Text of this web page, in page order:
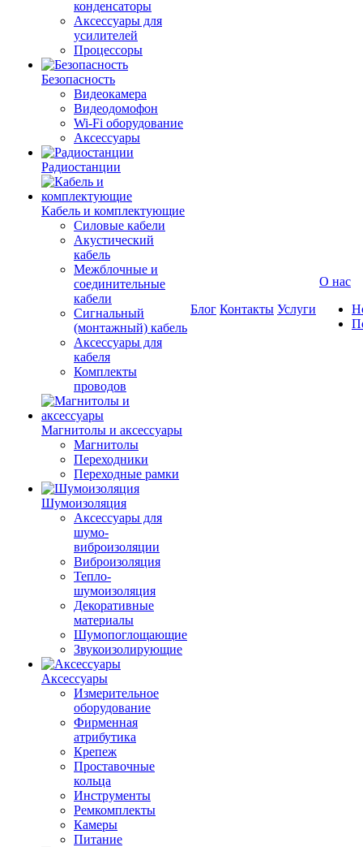
конденсаторы
Аксессуары для
усилителей
Процессоры
Безопасность
Видеокамера
Видеодомофон
Wi-Fi оборудование
Аксессуары
Радиостанции
Кабель и комплектующие
Силовые кабели
Акустический
кабель
Межблочные и
соединительные
кабели
Сигнальный
(монтажный) кабель
Аксессуары для
кабеля
Комплекты
проводов
Магнитолы и аксессуары
Магнитолы
Переходники
Переходные рамки
Шумоизоляция
Аксессуары для
шумо-
виброизоляции
Виброизоляция
Тепло-
шумоизоляция
Декоративные
материалы
Шумопоглощающие
Звукоизолирующие
Аксессуары
Измерительное
оборудование
Фирменная
атрибутика
Крепеж
Проставочные
кольца
Инструменты
Ремкомплекты
Камеры
Питание
Блог Контакты Услуги
О нас